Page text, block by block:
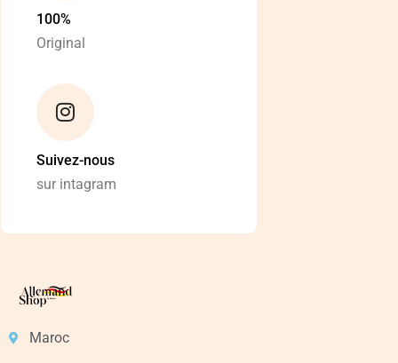
100%
Original
Suivez-nous
sur intagram
Maroc